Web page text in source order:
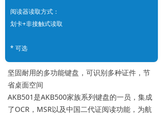
阅读器读取方式：
划卡+非接触式读取
* 可选
坚固耐用的多功能键盘，可识别多种证件，节
省桌面空间
AKB501是AKB500家族系列键盘的一员，集成
了OCR，MSR以及中国二代证阅读功能，为航